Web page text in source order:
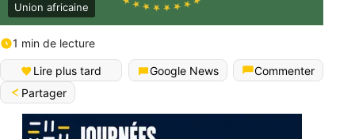
Union africaine
1 min de lecture
Lire plus tard Google News
Commenter
Partager